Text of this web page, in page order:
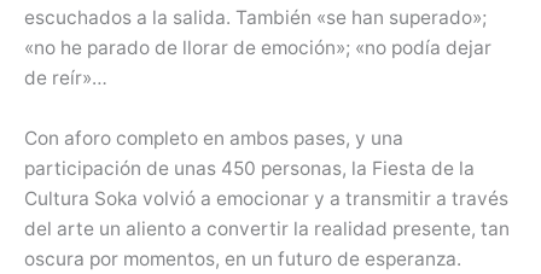
escuchados a la salida. También «se han superado»;
«no he parado de llorar de emoción»; «no podía dejar
de reír»…
Con aforo completo en ambos pases, y una
participación de unas 450 personas, la Fiesta de la
Cultura Soka volvió a emocionar y a transmitir a través
del arte un aliento a convertir la realidad presente, tan
oscura por momentos, en un futuro de esperanza.